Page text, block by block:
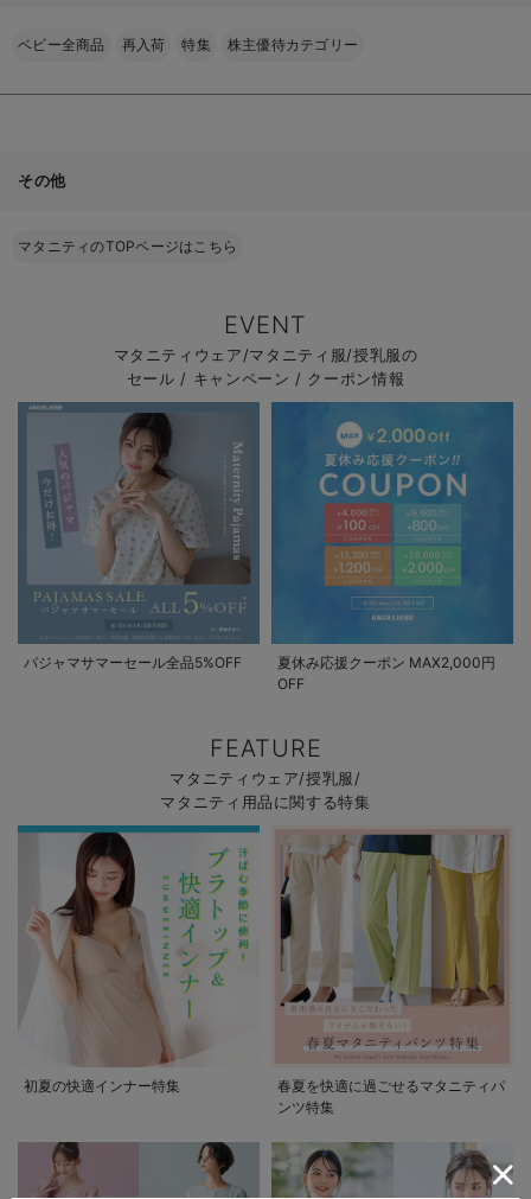
お買い物を続ける カートへ進む
RELATED ITEMS
関連商品
1
ベビー全商品 再入荷 特集 株主優待カテゴリー
その他
マタニティのTOPページはこちら
EVENT
マタニティウェア/マタニティ服/授乳服の
セール / キャンペーン / クーポン情報
パジャマサマーセール全品5%OFF
夏休み応援クーポン MAX2,000円
OFF
FEATURE
マタニティウェア/授乳服/
マタニティ用品に関する特集
初夏の快適インナー特集
春夏を快適に過ごせるマタニティパ
ンツ特集